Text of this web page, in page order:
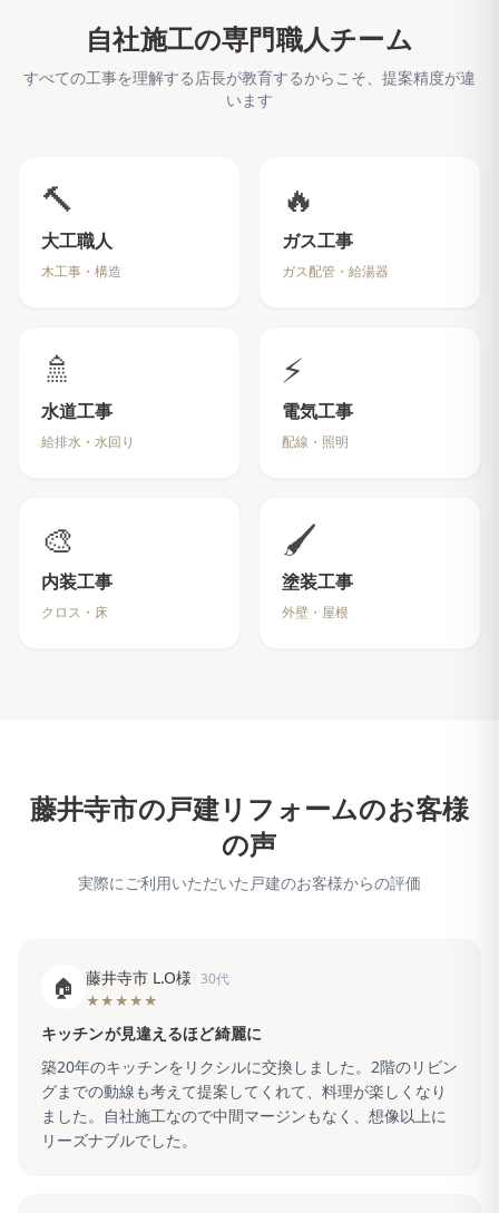
自社施工の専門職人チーム
すべての工事を理解する店長が教育するからこそ、提案精度が違
います
🔨
大工職人
木工事・構造
🔥
ガス工事
ガス配管・給湯器
🚿
水道工事
給排水・水回り
⚡
電気工事
配線・照明
🎨
内装工事
クロス・床
🖌️
塗装工事
外壁・屋根
藤井寺市の戸建リフォームのお客様
の声
実際にご利用いただいた戸建のお客様からの評価
🏠 藤井寺市 L.O様 30代
★★★★★
キッチンが見違えるほど綺麗に
築20年のキッチンをリクシルに交換しました。2階のリビン
グまでの動線も考えて提案してくれて、料理が楽しくなり
ました。自社施工なので中間マージンもなく、想像以上に
リーズナブルでした。